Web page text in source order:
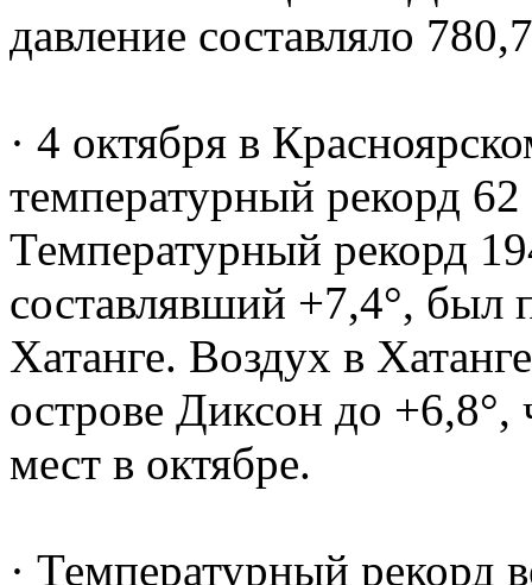
давление составляло
· 4 октября в
температурный рекорд 62
Температурный рекорд
составлявший +7,4°, был
Хатанге. Воздух в
острове Диксон до +6,8°,
мест в октябре.
· Температурный рекорд